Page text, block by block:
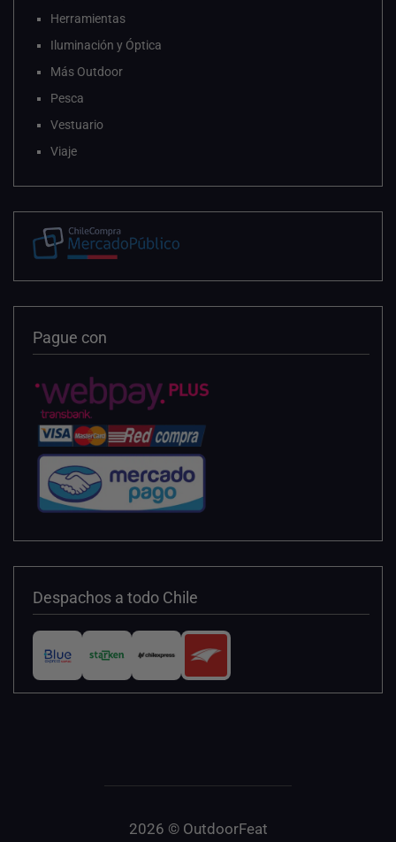
Herramientas
Iluminación y Óptica
Más Outdoor
Pesca
Vestuario
Viaje
Pague con
Despachos a todo Chile
2026 © OutdoorFeat